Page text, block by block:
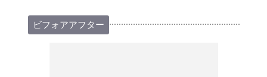
ビフォアアフター